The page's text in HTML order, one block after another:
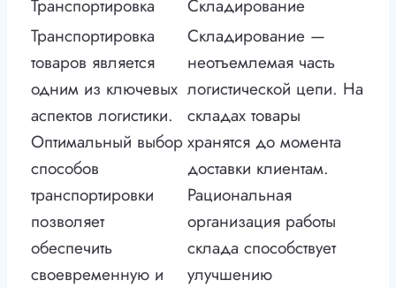
Транспортировка
Складирование
Транспортировка
товаров является
одним из ключевых
аспектов логистики.
Оптимальный выбор
способов
транспортировки
позволяет
обеспечить
своевременную и
Складирование —
неотъемлемая часть
логистической цепи. На
складах товары
хранятся до момента
доставки клиентам.
Рациональная
организация работы
склада способствует
улучшению